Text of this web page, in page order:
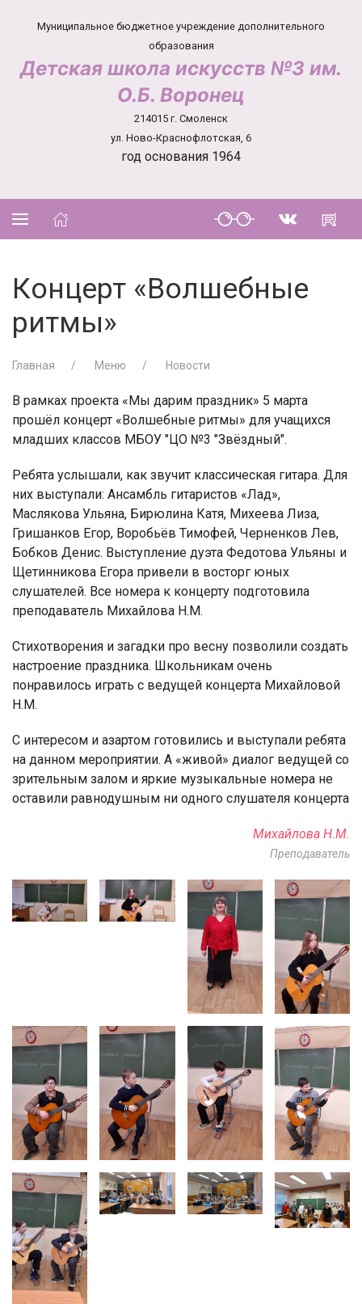
Муниципальное бюджетное учреждение дополнительного
образования
Детская школа искусств №3 им.
О.Б. Воронец
214015 г. Смоленск
ул. Ново-Краснофлотская, 6
год основания 1964
Концерт «Волшебные
ритмы»
Главная Меню Новости
В рамках проекта «Мы дарим праздник» 5 марта
прошёл концерт «Волшебные ритмы» для учащихся
младших классов МБОУ "ЦО №3 "Звёздный".
Ребята услышали, как звучит классическая гитара. Для
них выступали: Ансамбль гитаристов «Лад»,
Маслякова Ульяна, Бирюлина Катя, Михеева Лиза,
Гришанков Егор, Воробьёв Тимофей, Черненков Лев,
Бобков Денис. Выступление дуэта Федотова Ульяны и
Щетинникова Егора привели в восторг юных
слушателей. Все номера к концерту подготовила
преподаватель Михайлова Н.М.
Стихотворения и загадки про весну позволили создать
настроение праздника. Школьникам очень
понравилось играть с ведущей концерта Михайловой
Н.М.
С интересом и азартом готовились и выступали ребята
на данном мероприятии. А «живой» диалог ведущей со
зрительным залом и яркие музыкальные номера не
оставили равнодушным ни одного слушателя концерта
Михайлова Н.М.
Преподаватель